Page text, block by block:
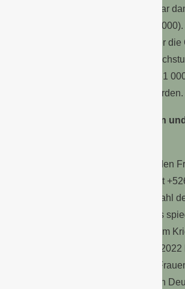
rund 1,0 Millionen Personen. Sie war
höher als im 1. Halbjahr 2021 (134
der Überschuss der Sterbefälle über die
dämpfend auf das
1. Halbjahr 2022 in Deutschland 161
als in diesem Zeitraum geboren wurden.
Mehr als eine halbe Million Frauen
Die Zahl der in Deutschland lebenden
Mädchen ist im 1. Halbjahr 2022 mit
deutlich stärker gestiegen als die Zahl
Jungen mit +317 000 (+0,8 %). Dies
vor allem Frauen und Kinder vor dem
Ukraine geflüchtet sind: Ende Juni 2022
Deutschland 501 000 ukrainische
mehr als Ende 2021. Die Zahl der in